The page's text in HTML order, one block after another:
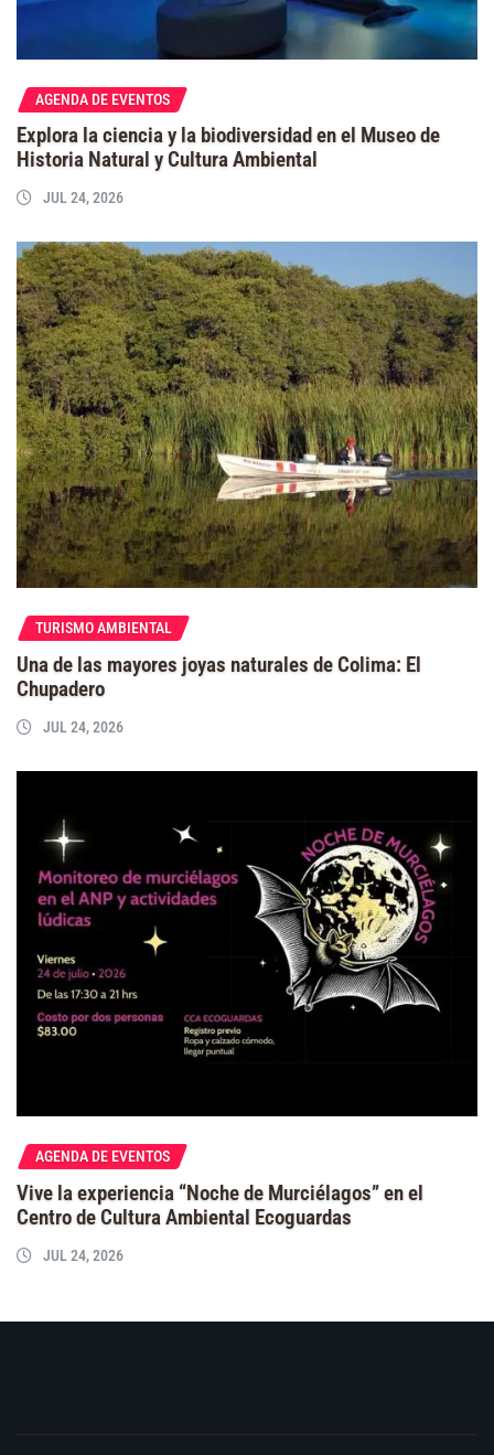
AGENDA DE EVENTOS
Explora la ciencia y la biodiversidad en el Museo de
Historia Natural y Cultura Ambiental
JUL 24, 2026
TURISMO AMBIENTAL
Una de las mayores joyas naturales de Colima: El
Chupadero
JUL 24, 2026
AGENDA DE EVENTOS
Vive la experiencia “Noche de Murciélagos” en el
Centro de Cultura Ambiental Ecoguardas
JUL 24, 2026